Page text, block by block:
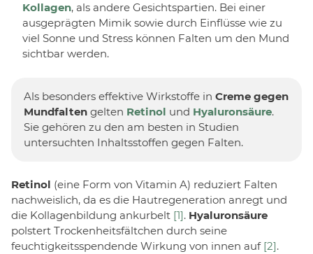
Kollagen, als andere Gesichtspartien. Bei einer
ausgeprägten Mimik sowie durch Einflüsse wie zu
viel Sonne und Stress können Falten um den Mund
sichtbar werden.
Als besonders effektive Wirkstoffe in Creme gegen
Mundfalten gelten Retinol und Hyaluronsäure.
Sie gehören zu den am besten in Studien
untersuchten Inhaltsstoffen gegen Falten.
Retinol (eine Form von Vitamin A) reduziert Falten
nachweislich, da es die Hautregeneration anregt und
die Kollagenbildung ankurbelt [1]. Hyaluronsäure
polstert Trockenheitsfältchen durch seine
feuchtigkeitsspendende Wirkung von innen auf [2].